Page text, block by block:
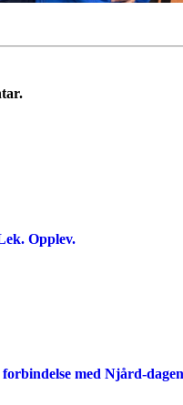
Opplev.
med Njård-dagen